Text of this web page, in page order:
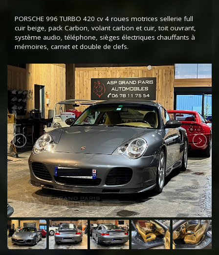
PORSCHE 996 TURBO 420 cv 4 roues motrices sellerie full
cuir beige, pack Carbon, volant carbon et cuir, toit ouvrant,
système audio, téléphone, sièges électriques chauffants à
mémoires, carnet et double de clefs.